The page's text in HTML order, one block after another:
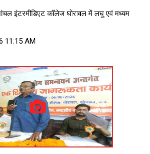
इंटरमीडिएट कॉलेज घोरावल में लघु एवं मध्यम
11:15 AM